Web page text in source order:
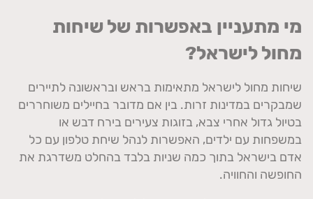
מי מתעניין באפשרות של שיחות
מחול לישראל?
שיחות מחול לישראל מתאימות בראש ובראשונה לתיירים
שמבקרים במדינות זרות. בין אם מדובר בחיילים משוחררים
בטיול גדול אחרי צבא, בזוגות צעירים בירח דבש או
במשפחות עם ילדים, האפשרות לנהל שיחת טלפון עם כל
אדם בישראל בתוך כמה שניות בלבד בהחלט משדרגת את
החופשה והחוויה.